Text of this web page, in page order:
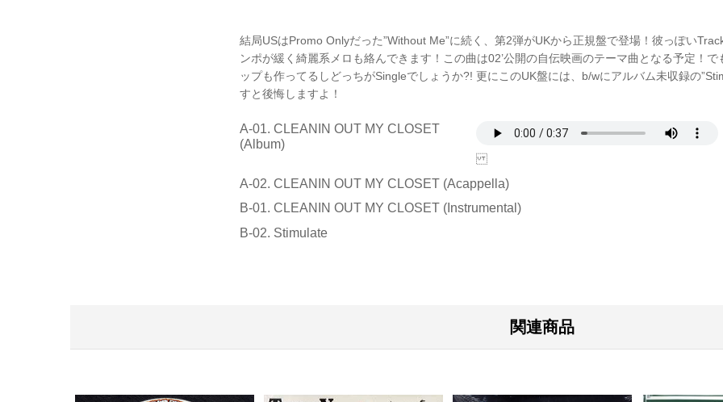
量
結局USはPromo Onlyだった”Without Me”に続く、第2弾がUKから正規盤で登場！彼っぽい
ンポが緩く綺麗系メロも絡んできます！この曲は02’公開の自伝映画のテーマ曲となる予定！で
ップも作ってるしどっちがSingleでしょうか?! 更にこのUK盤には、b/wにアルバム未収録の
すと後悔しますよ！
A-01. CLEANIN OUT MY CLOSET
(Album)
A-02. CLEANIN OUT MY CLOSET (Acappella)
B-01. CLEANIN OUT MY CLOSET (Instrumental)
B-02. Stimulate
関連商品